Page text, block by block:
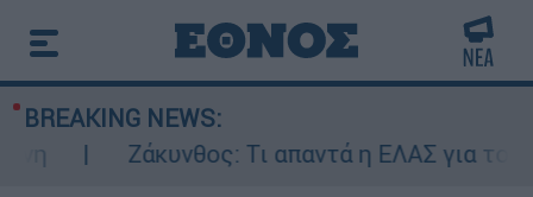
BREAKING NEWS:
Ζάκυνθος: Τι απαντά η ΕΛΑΣ για τους